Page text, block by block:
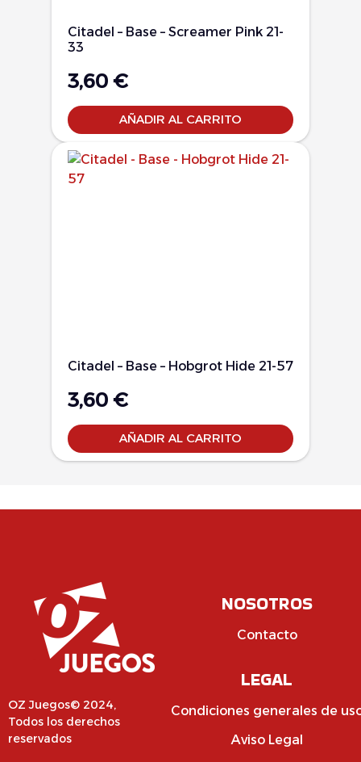
Citadel – Base – Screamer Pink 21-
33
3,60 €
AÑADIR AL CARRITO
Citadel – Base – Hobgrot Hide 21-57
3,60 €
AÑADIR AL CARRITO
OZ Juegos© 2024,
Todos los derechos
reservados
NOSOTROS
Contacto
LEGAL
Condiciones generales de
Aviso Legal